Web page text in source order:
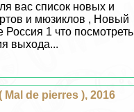
вас список новых и
и мюзиклов , Новый
Россия 1 что посмотреть
выхода...
de pierres ), 2016